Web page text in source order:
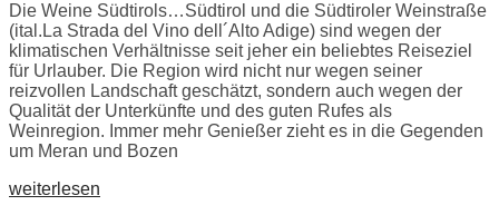
Die Weine Südtirols…Südtirol und die Südtiroler Weinstraße
(ital.La Strada del Vino dell´Alto Adige) sind wegen der
klimatischen Verhältnisse seit jeher ein beliebtes Reiseziel
für Urlauber. Die Region wird nicht nur wegen seiner
reizvollen Landschaft geschätzt, sondern auch wegen der
Qualität der Unterkünfte und des guten Rufes als
Weinregion. Immer mehr Genießer zieht es in die Gegenden
um Meran und Bozen
weiterlesen